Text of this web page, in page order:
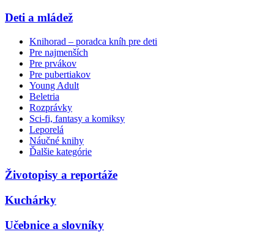
Deti a mládež
Knihorad – poradca kníh pre deti
Pre najmenších
Pre prvákov
Pre pubertiakov
Young Adult
Beletria
Rozprávky
Sci-fi, fantasy a komiksy
Leporelá
Náučné knihy
Ďalšie kategórie
Životopisy a reportáže
Kuchárky
Učebnice a slovníky